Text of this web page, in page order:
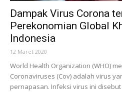
Dampak Virus Corona
Perekonomian Global
Indonesia
12 Maret 2020
World Health Organization (WHO)
Coronaviruses (Cov) adalah virus
pernapasan. Infeksi virus ini disebut